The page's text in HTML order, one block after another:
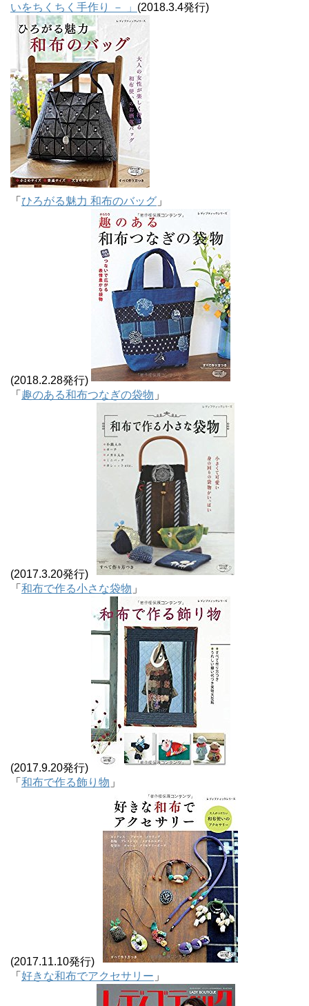
いをちくちく手作り － 」 (2018.3.4発行)
「 ひろがる魅力 和布のバッグ 」
(2018.2.28発行)
「 趣のある和布つなぎの袋物 」
(2017.3.20発行)
「 和布で作る小さな袋物 」
(2017.9.20発行)
「 和布で作る飾り物 」
(2017.11.10発行)
「 好きな和布でアクセサリー 」